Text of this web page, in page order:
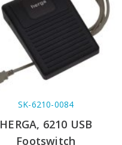
SK-6210-0084
HERGA, 6210 USB
Footswitch